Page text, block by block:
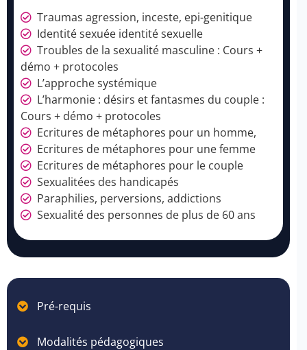
Traumas agression, inceste, epi-genitique
Identité sexuée identité sexuelle
Troubles de la sexualité masculine : Cours +
démo + protocoles
L’approche systémique
L’harmonie : désirs et fantasmes du couple :
Cours + démo + protocoles
Ecritures de métaphores pour un homme,
Ecritures de métaphores pour une femme
Ecritures de métaphores pour le couple
Sexualitées des handicapés
Paraphilies, perversions, addictions
Sexualité des personnes de plus de 60 ans
Pré-requis
Modalités pédagogiques